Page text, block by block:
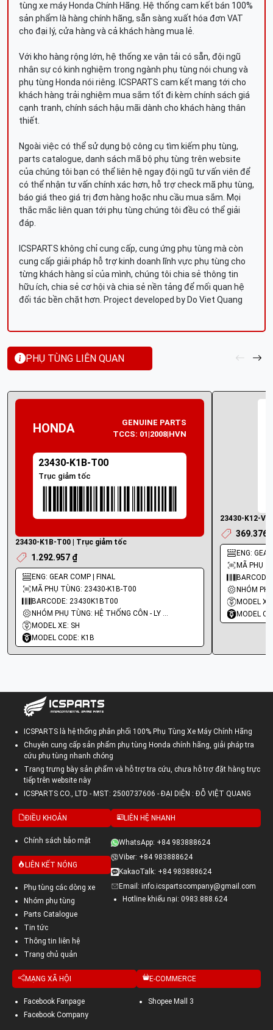
tùng xe máy Honda Chính Hãng. Hệ thống cam kết bán 100%
sản phẩm là hàng chính hãng, sẵn sàng xuất hóa đơn VAT
cho đại lý, cửa hàng và cả khách hàng mua lẻ.
Với kho hàng rộng lớn, hệ thống xe vận tải có sẵn, đội ngũ
nhân sự có kinh nghiệm trong ngành phụ tùng nói chung và
phụ tùng Honda nói riêng. ICSPARTS cam kết mang tới cho
khách hàng trải nghiệm mua sắm tốt đi kèm chính sách giá
cạnh tranh, chính sách hậu mãi dành cho khách hàng thân
thiết.
Ngoài việc có thể sử dụng bộ công cụ tìm kiếm phụ tùng,
parts catalogue, danh sách mã bộ phụ tùng trên website
của chúng tôi bạn có thể liên hệ ngay đội ngũ tư vấn viên để
có thể nhận tư vấn chính xác hơn, hỗ trợ check mã phụ tùng,
báo giá theo giá trị đơn hàng hoặc nhu cầu mua sắm. Mọi
thắc mắc liên quan tới phụ tùng chúng tôi đều có thể giải
đáp.
ICSPARTS không chỉ cung cấp, cung ứng phụ tùng mà còn
cung cấp giải pháp hỗ trợ kinh doanh lĩnh vực phụ tùng cho
từng khách hàng sỉ của mình, chúng tôi chia sẻ thông tin
hữu ích, chia sẻ cơ hội và chia sẻ nền tảng để mối quan hệ
đối tác bền chặt hơn. Project developed by Do Viet Quang
PHỤ TÙNG LIÊN QUAN
HONDA
GENUINE PARTS
TCCS: 01|2008|HVN
23430-K1B-T00
Trục giảm tốc
23430-K1B-T00 | Trục giảm tốc
1.292.957 ₫
ENG: GEAR COMP | FINAL
MÃ PHỤ TÙNG: 23430-K1B-T00
BARCODE: 23430K1BT00
NHÓM PHỤ TÙNG: HỆ THỐNG CÔN - LY HỢP - TRỤC SỐ - BÁNH RĂNG
MODEL XE: SH
MODEL CODE: K1B
23430-K12-
369.376
ENG:
MÃ PHỤ
MODEL
MODEL
ICSPARTS là hệ thống phân phối 100% Phụ Tùng Xe Máy Chính Hãng
Chuyên cung cấp sản phẩm phụ tùng Honda chính hãng, giải pháp tra
cứu phụ tùng nhanh chóng
Trang trưng bày sản phẩm và hỗ trợ tra cứu, chưa hỗ trợ đặt hàng trực
tiếp trên website này
ICSPARTS CO., LTD - MST: 2500737606 - ĐẠI DIỆN : ĐỖ VIỆT QUANG
ĐIỀU KHOẢN
Chính sách bảo mật
LIÊN KẾT NÓNG
Phụ tùng các dòng xe
Nhóm phụ tùng
Parts Catalogue
Tin tức
Thông tin liên hệ
Trang chủ quản
LIÊN HỆ NHANH
WhatsApp: +84 983888624
Viber: +84 983888624
KakaoTalk: +84 983888624
Email: info.icspartscompany@gmail.com
Hotline khiếu nại: 0983.888.624
MẠNG XÃ HỘI
Facebook Fanpage
Facebook Company
E-COMMERCE
Shopee Mall 3